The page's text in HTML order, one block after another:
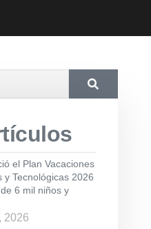
el Plan Vacaciones
y Tecnológicas 2026
6 mil niños y
2026